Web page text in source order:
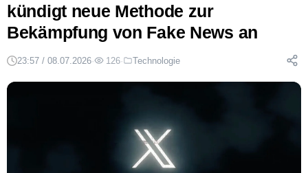
kündigt neue Methode zur
Bekämpfung von Fake News an
23:57 / 08.07.2026· 126· Technologie